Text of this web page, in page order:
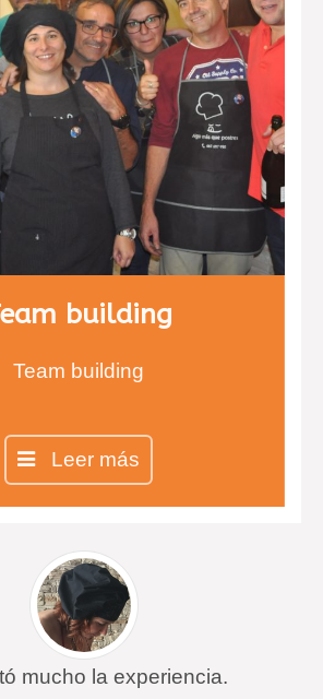
building
Team building
Leer más
mucho la experiencia.